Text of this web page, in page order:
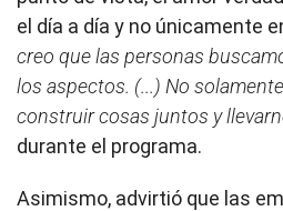
el día a día y no únicamente
creo que las personas
los aspectos. (...) No
construir cosas juntos y
durante el programa.
Asimismo, advirtió que las